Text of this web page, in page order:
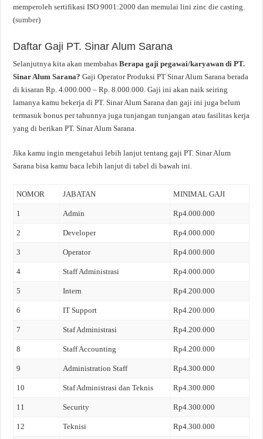
memperoleh sertifikasi ISO 9001:2000 dan memulai lini zinc die casting.
(sumber)
Daftar Gaji PT. Sinar Alum Sarana
Selanjutnya kita akan membahasBerapa gaji pegawai/karyawan di PT.
Sinar Alum Sarana? Gaji Operator Produksi PT Sinar Alum Sarana berada
di kisaran Rp. 4.000.000 – Rp. 8.000.000. Gaji ini akan naik seiring
lamanya kamu bekerja di PT. Sinar Alum Sarana dan gaji ini juga belum
termasuk bonus per tahunnya juga tunjangan tunjangan atau fasilitas kerja
yang di berikan PT. Sinar Alum Sarana.
Jika kamu ingin mengetahui lebih lanjut tentang gaji PT. Sinar Alum
Sarana bisa kamu baca lebih lanjut di tabel di bawah ini.
NOMOR JABATAN MINIMAL GAJI
1 Admin Rp4.000.000
2 Developer Rp4.000.000
3 Operator Rp4.000.000
4 Staff Administrasi Rp4.000.000
5 Intern Rp4.200.000
6 IT Support Rp4.200.000
7 Staf Administrasi Rp4.200.000
8 Staff Accounting Rp4.200.000
9 Administration Staff Rp4.300.000
10 Staf Administrasi dan Teknis Rp4.300.000
11 Security Rp4.300.000
12 Teknisi Rp4.300.000